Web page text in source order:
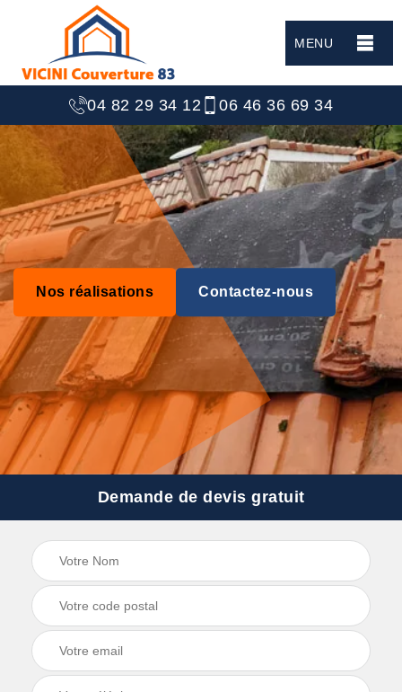
MENU
04 82 29 34 12 06 46 36 69 34
Nos réalisations Contactez-nous
Demande de devis gratuit